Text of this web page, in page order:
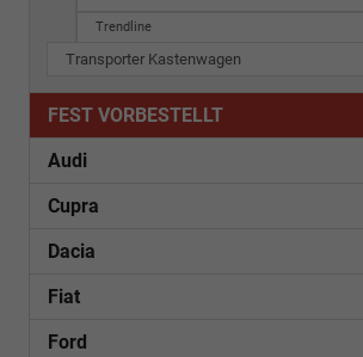
Trendline
Transporter Kastenwagen
FEST VORBESTELLT
Audi
Cupra
Dacia
Fiat
Ford